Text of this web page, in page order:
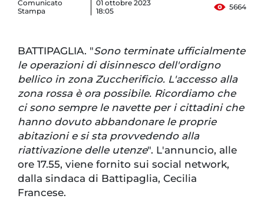
Comunicato
Stampa
01 ottobre 2023
18:05
5664
BATTIPAGLIA. "Sono terminate ufficialmente
le operazioni di disinnesco dell'ordigno
bellico in zona Zuccherificio. L'accesso alla
zona rossa è ora possibile. Ricordiamo che
ci sono sempre le navette per i cittadini che
hanno dovuto abbandonare le proprie
abitazioni e si sta provvedendo alla
riattivazione delle utenze". L'annuncio, alle
ore 17.55, viene fornito sui social network,
dalla sindaca di Battipaglia, Cecilia
Francese.